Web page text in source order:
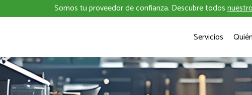
Somos tu proveedor de confianza. Descubre todos
Servicios